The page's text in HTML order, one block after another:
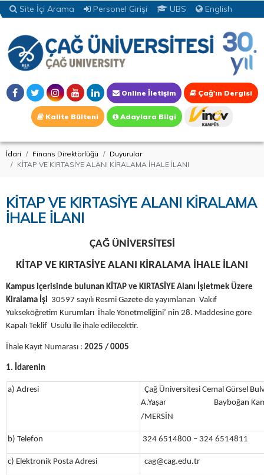
Site İçi Arama Personel Girişi UBS English
Online İletişim Çağ'ın Dergisi
Kalite Bülteni Adaylara Bilgi
İdari Finans Direktörlüğü
Duyurular
KİTAP VE KIRTASİYE ALANI KİRALAMA İHALE İLANI
KİTAP VE KIRTASİYE ALANI KİRALAMA
İHALE İLANI
ÇAĞ ÜNİVERSİTESİ
KİTAP VE KIRTASİYE ALANI KİRALAMA İHALE İLANI
Kampus içerisinde bulunan KİTAP ve KIRTASİYE Alanı İşletmek Üzere
Kiralama İşi 30597 sayılı Resmi Gazete de yayımlanan Vakıf
Yükseköğretim Kurumları İhale Yönetmeliğini’ nin 28. Maddesine göre
Kapalı Teklif Usulü ile ihale edilecektir.
İhale Kayıt Numarası : 2025 / 0005
1. İdarenin
a) Adresi
Çağ Üniversitesi Cemal Gürsel
A.Yaşar Bayboğan
/MERSİN
b) Telefon 324 6514800 – 324 6514811
c) Elektronik Posta Adresi cag@cag.edu.tr